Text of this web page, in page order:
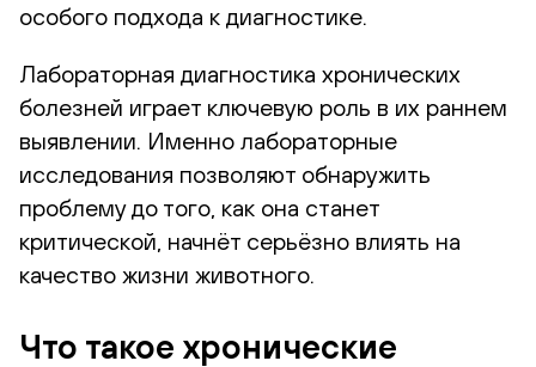
особого подхода к диагностике.
Лабораторная диагностика хронических
болезней играет ключевую роль в их раннем
выявлении. Именно лабораторные
исследования позволяют обнаружить
проблему до того, как она станет
критической, начнёт серьёзно влиять на
качество жизни животного.
Что такое хронические